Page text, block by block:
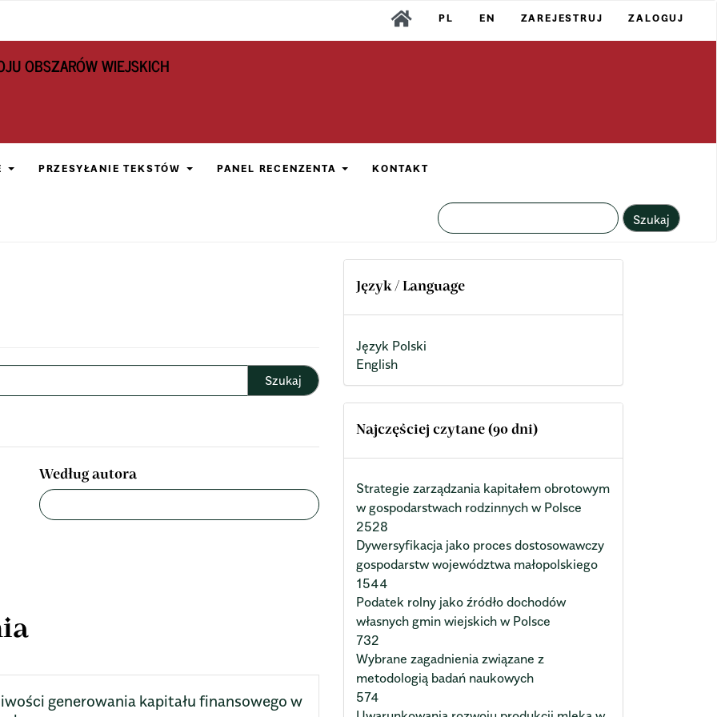
PL EN ZAREJESTRUJ ZALOGUJ
OBSZARÓW WIEJSKICH
PRZESYŁANIE TEKSTÓW PANEL RECENZENTA KONTAKT
Szukaj
Według autora
generowania kapitału finansowego w
Język / Language
Język Polski
English
Najczęściej czytane (90 dni)
Strategie zarządzania kapitałem obrotowym
w gospodarstwach rodzinnych w Polsce
2528
Dywersyfikacja jako proces dostosowawczy
gospodarstw województwa małopolskiego
1544
Podatek rolny jako źródło dochodów
własnych gmin wiejskich w Polsce
732
Wybrane zagadnienia związane z
metodologią badań naukowych
574